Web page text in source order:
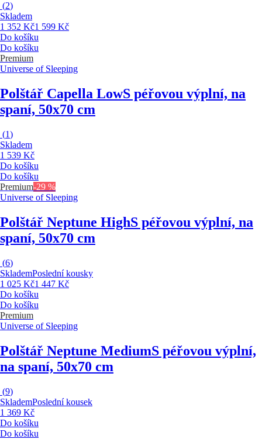
(2)
Skladem
1 352 Kč1 599 Kč
Do košíku
Do košíku
Premium
Universe of Sleeping
Polštář Capella LowS péřovou výplní, na
spaní, 50x70 cm
(1)
Skladem
1 539 Kč
Do košíku
Do košíku
Premium-29 %
Universe of Sleeping
Polštář Neptune HighS péřovou výplní, na
spaní, 50x70 cm
(6)
SklademPoslední kousky
1 025 Kč1 447 Kč
Do košíku
Do košíku
Premium
Universe of Sleeping
Polštář Neptune MediumS péřovou výplní,
na spaní, 50x70 cm
(9)
SklademPoslední kousek
1 369 Kč
Do košíku
Do košíku